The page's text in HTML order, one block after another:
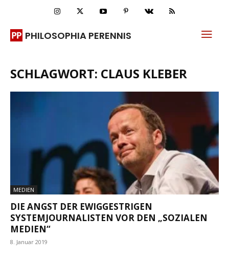
PHILOSOPHIA PERENNIS
SCHLAGWORT: CLAUS KLEBER
MEDIEN
DIE ANGST DER EWIGGESTRIGEN
SYSTEMJOURNALISTEN VOR DEN „SOZIALEN
MEDIEN“
8. Januar 2019